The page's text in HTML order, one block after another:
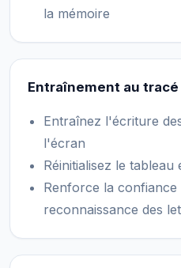
la mémoire
Entraînement au tracé
Entraînez l'écriture
l'écran
Réinitialisez le
Renforce la
reconnaissance des